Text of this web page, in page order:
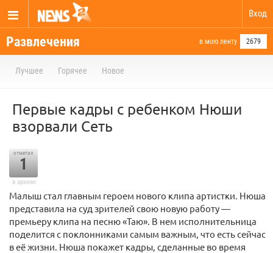
Вход
Развлечения в мою ленту 2679
Лучшее Горячее Новое
Первые кадры с ребенком Нюши
взорвали Сеть
отметил
1
в архиве
Малыш стал главным героем нового клипа артистки. Нюша
представила на суд зрителей свою новую работу —
премьеру клипа на песню «Таю». В нем исполнительница
поделится с поклонниками самым важным, что есть сейчас
в её жизни. Нюша покажет кадры, сделанные во время